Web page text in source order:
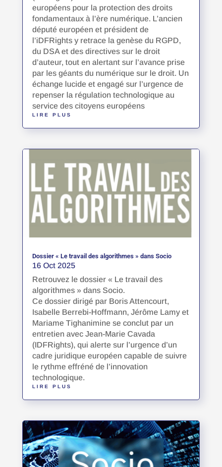
européens pour la protection des droits
fondamentaux à l’ère numérique. L’ancien
député européen et président de
l’iDFRights y retrace la genèse du RGPD,
du DSA et des directives sur le droit
d’auteur, tout en alertant sur l’avance prise
par les géants du numérique sur le droit. Un
échange lucide et engagé sur l’urgence de
repenser la régulation technologique au
service des citoyens européens
LIRE PLUS
Dossier « Le travail des algorithmes » dans Socio
16 Oct 2025
Retrouvez le dossier « Le travail des
algorithmes » dans Socio.
Ce dossier dirigé par Boris Attencourt,
Isabelle Berrebi-Hoffmann, Jérôme Lamy et
Mariame Tighanimine se conclut par un
entretien avec Jean-Marie Cavada
(IDFRights), qui alerte sur l’urgence d’un
cadre juridique européen capable de suivre
le rythme effréné de l’innovation
technologique.
LIRE PLUS